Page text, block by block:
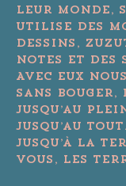
leur monde,
utilise des
dessins,
notes et des
Avec eux
sans bouger,
jusqu’au
jusqu’au
jusqu’à la
vous, les